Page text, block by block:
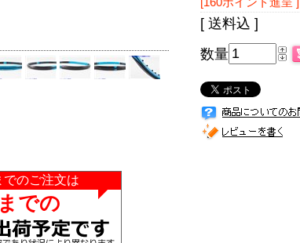
[ 送料込 ]
数量